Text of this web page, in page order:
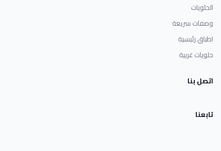
الحلويات
وصفات سريعة
اطباق رئيسية
حلويات غربية
اتصل بنا
تابعنا